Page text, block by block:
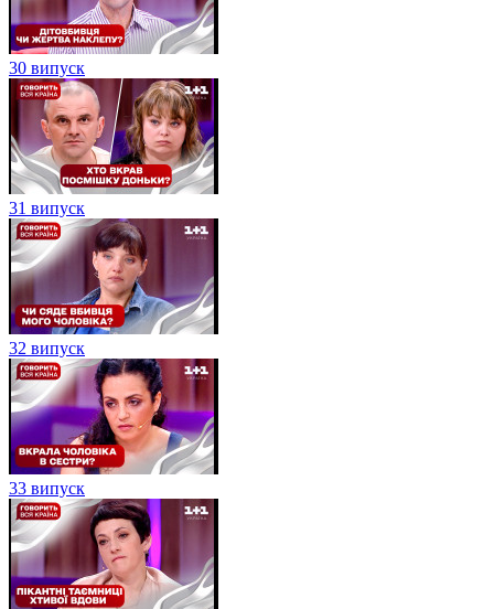
30 випуск
31 випуск
32 випуск
33 випуск